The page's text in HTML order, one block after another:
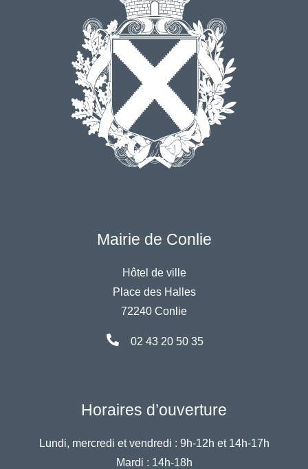
Mairie de Conlie
Hôtel de ville
Place des Halles
72240 Conlie
02 43 20 50 35
Horaires d’ouverture
Lundi, mercredi et vendredi : 9h-12h et 14h-17h
Mardi : 14h-18h